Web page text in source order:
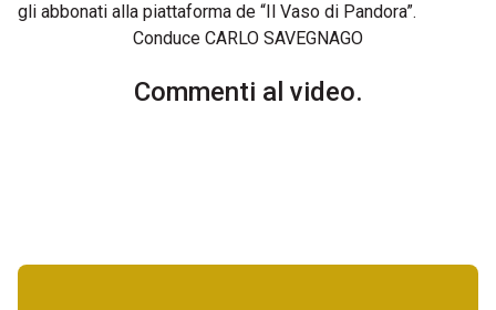
gli abbonati alla piattaforma de “Il Vaso di Pandora”.
Conduce CARLO SAVEGNAGO
Commenti al video.